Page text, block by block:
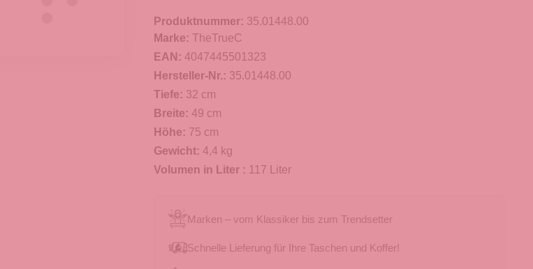
Produktnummer: 35.01448.00
Marke: TheTrueC
EAN: 4047445501323
Hersteller-Nr.: 35.01448.00
Tiefe: 32 cm
Breite: 49 cm
Höhe: 75 cm
Gewicht: 4,4 kg
Volumen in Liter : 117 Liter
Marken – vom Klassiker bis zum Trendsetter
Schnelle Lieferung für Ihre Taschen und Koffer!